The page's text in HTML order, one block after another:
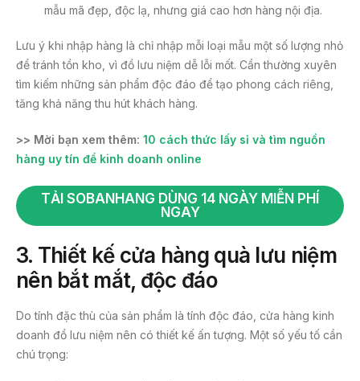
mẫu mã đẹp, độc lạ, nhưng giá cao hơn hàng nội địa.
Lưu ý khi nhập hàng là chỉ nhập mỗi loại mẫu một số lượng nhỏ
để tránh tồn kho, vì đồ lưu niệm dễ lỗi mốt. Cần thường xuyên
tìm kiếm những sản phẩm độc đáo để tạo phong cách riêng,
tăng khả năng thu hút khách hàng.
>> Mời bạn xem thêm: 10 cách thức lấy sỉ và tìm nguồn
hàng uy tín để kinh doanh online
TẢI SOBANHANG DÙNG 14 NGÀY MIỄN PHÍ
NGAY
3. Thiết kế cửa hàng quà lưu niệm
nên bắt mắt, độc đáo
Do tính đặc thù của sản phẩm là tính độc đáo, cửa hàng kinh
doanh đồ lưu niệm nên có thiết kế ấn tượng. Một số yếu tố cần
chú trọng: